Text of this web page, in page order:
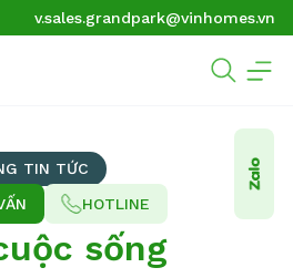
v.sales.grandpark@vinhomes.vn
TIN TỨC
sống
HOTLINE